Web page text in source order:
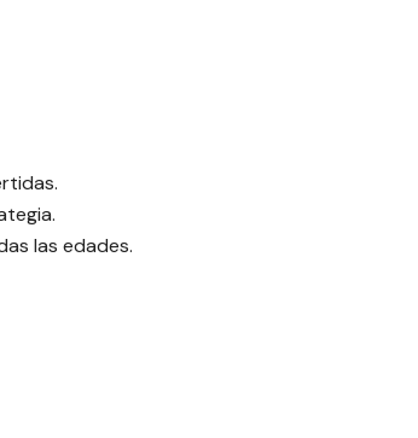
las edades.